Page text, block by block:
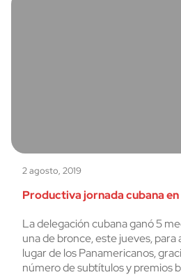
2 agosto, 2019
Productiva jornada cubana
La delegación cubana ganó 5
una de bronce, este jueves,
lugar de los Panamericanos,
número de subtítulos y premios